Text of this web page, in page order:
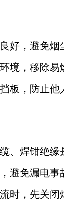
好，避免烟
境，移除易
板，防止他
、焊钳绝缘
避免漏电事
时，先关闭